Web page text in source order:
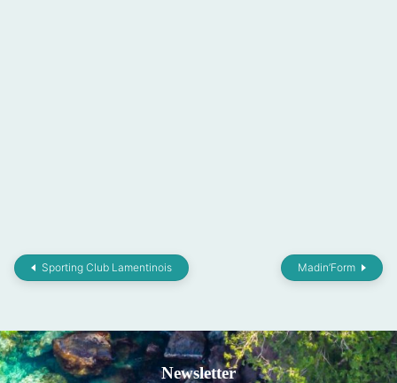
Sporting Club Lamentinois Madin’Form
Newsletter